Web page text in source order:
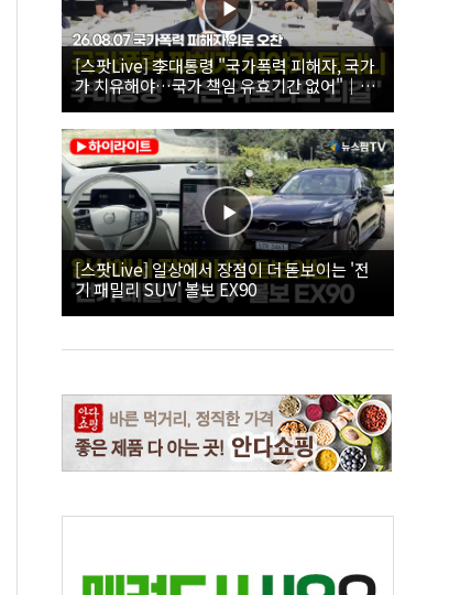
[스팟Live] 李대통령 "국가폭력 피해자, 국가
가 치유해야…국가 책임 유효기간 없어"｜
26.08.07 국가폭력 피해자 위로 오찬
[스팟Live] 일상에서 장점이 더 돋보이는 '전
기 패밀리 SUV' 볼보 EX90